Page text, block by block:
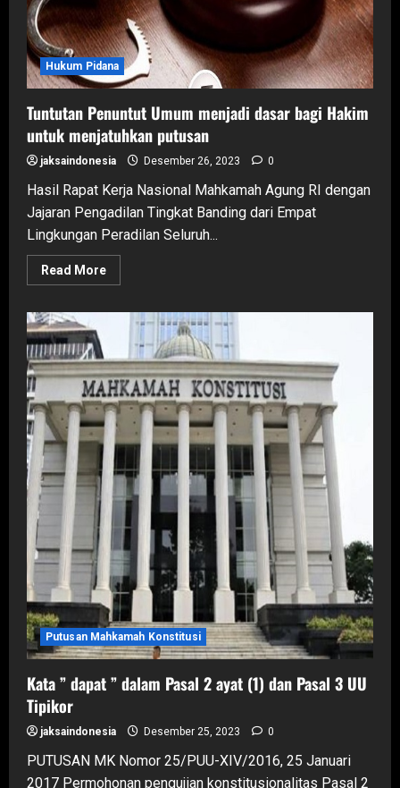
Hukum Pidana
Tuntutan Penuntut Umum menjadi dasar bagi Hakim
untuk menjatuhkan putusan
jaksaindonesia Desember 26, 2023 0
Hasil Rapat Kerja Nasional Mahkamah Agung RI dengan
Jajaran Pengadilan Tingkat Banding dari Empat
Lingkungan Peradilan Seluruh...
Read MoreRead
more
Penuntut
Umum
menjadi
dasar
bagi
Hakim
untuk
menjatuhkan
putusan
Putusan Mahkamah Konstitusi
Kata ” dapat ” dalam Pasal 2 ayat (1) dan Pasal 3 UU
Tipikor
jaksaindonesia Desember 25, 2023 0
PUTUSAN MK Nomor 25/PUU-XIV/2016, 25 Januari
2017 Permohonan pengujian konstitusionalitas Pasal 2